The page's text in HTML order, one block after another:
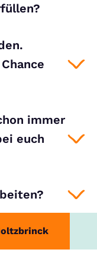
immer
euch